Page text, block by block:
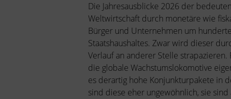
Die Jahresausblicke 2026 der
Weltwirtschaft durch monetäre wie
Bürger und Unternehmen um
Staatshaushaltes. Zwar wird dieser
Verlauf an anderer Stelle
die globale Wachstumslokomotive
es derartig hohe Konjunkturpakete in
sind diese eher ungewöhnlich, sie